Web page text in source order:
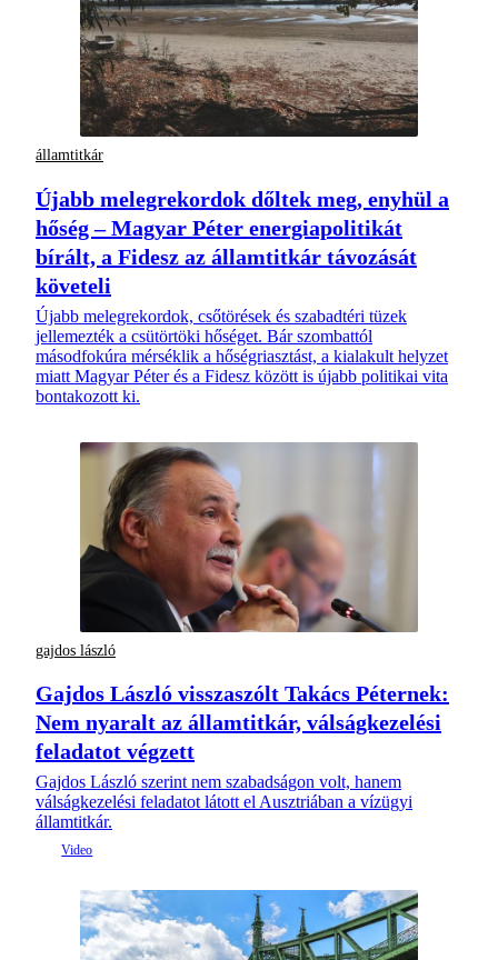
államtitkár
Újabb melegrekordok dőltek meg, enyhül a
hőség – Magyar Péter energiapolitikát
bírált, a Fidesz az államtitkár távozását
követeli
Újabb melegrekordok, csőtörések és szabadtéri tüzek
jellemezték a csütörtöki hőséget. Bár szombattól
másodfokúra mérséklik a hőségriasztást, a kialakult helyzet
miatt Magyar Péter és a Fidesz között is újabb politikai vita
bontakozott ki.
gajdos lászló
Gajdos László visszaszólt Takács Péternek:
Nem nyaralt az államtitkár, válságkezelési
feladatot végzett
Gajdos László szerint nem szabadságon volt, hanem
válságkezelési feladatot látott el Ausztriában a vízügyi
államtitkár.